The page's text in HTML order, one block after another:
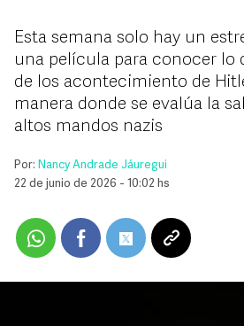
Esta semana solo hay un
una película para conocer lo
de los acontecimiento de
manera donde se evalúa la
altos mandos nazis
Por: Nancy Andrade Jáuregui
22 de junio de 2026 - 10:02 hs